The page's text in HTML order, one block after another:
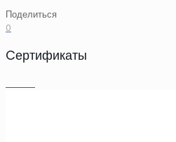
Поделиться
0
Cертификаты